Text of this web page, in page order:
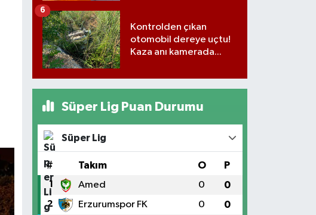
Kontrolden çıkan
otomobil dereye uçtu!
Kaza anı kamerada...
6
Süper Lig Puan Durumu
Süper Lig
# Takım O P
1 Amed 0 0
2 Erzurumspor FK 0 0